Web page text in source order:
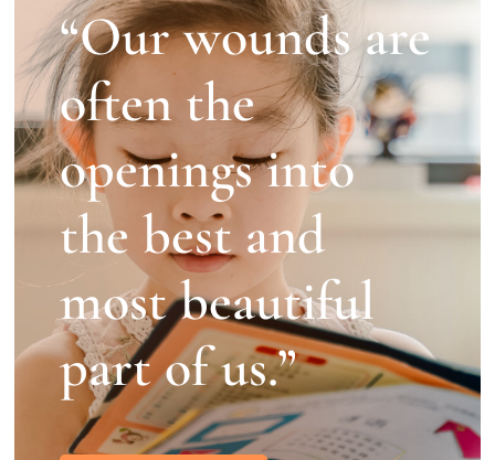
Kooperation
Kontakt
“Our wounds are
often the
openings into
the best and
most beautiful
part of us.”